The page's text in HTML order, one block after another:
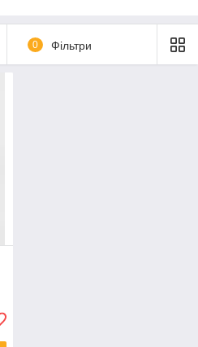
купити в Черкасах
0 Фільтри